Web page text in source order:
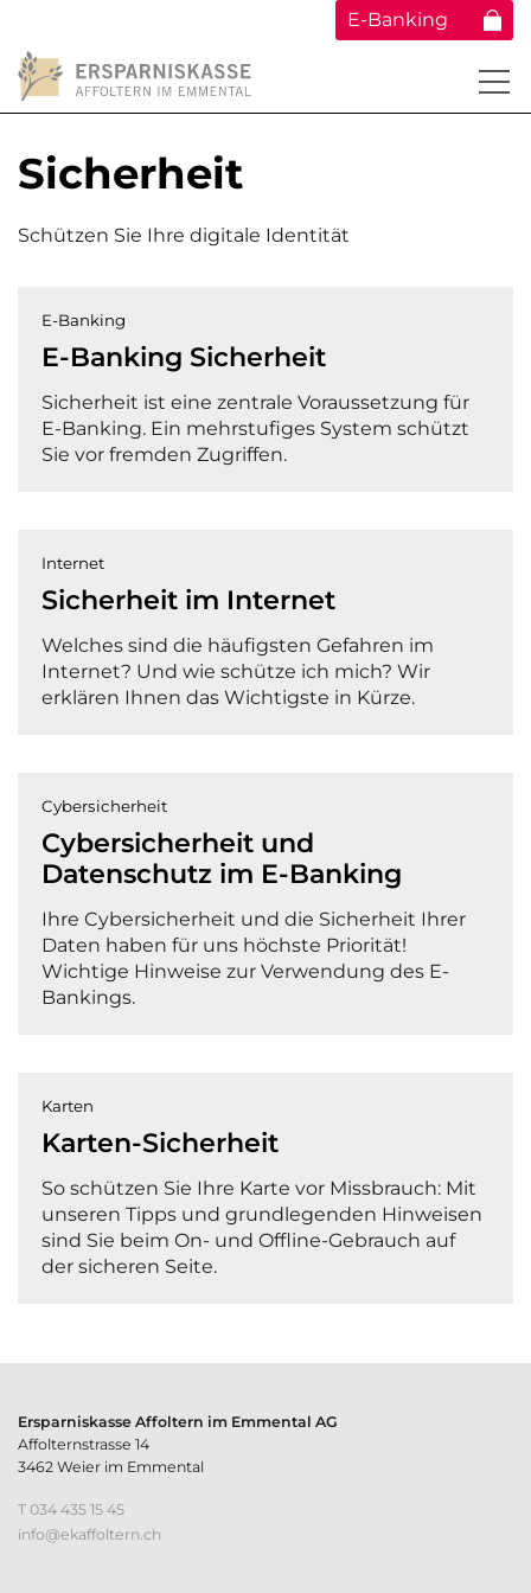
E-Banking
Sicherheit
Schützen Sie Ihre digitale Identität
E-Banking
E-Banking Sicherheit
Sicherheit ist eine zentrale Voraussetzung für
E-Banking. Ein mehrstufiges System schützt
Sie vor fremden Zugriffen.
Internet
Sicherheit im Internet
Welches sind die häufigsten Gefahren im
Internet? Und wie schütze ich mich? Wir
erklären Ihnen das Wichtigste in Kürze.
Cybersicherheit
Cybersicherheit und
Datenschutz im E-Banking
Ihre Cybersicherheit und die Sicherheit Ihrer
Daten haben für uns höchste Priorität!
Wichtige Hinweise zur Verwendung des E-
Bankings.
Karten
Karten-Sicherheit
So schützen Sie Ihre Karte vor Missbrauch: Mit
unseren Tipps und grundlegenden Hinweisen
sind Sie beim On- und Offline-Gebrauch auf
der sicheren Seite.
Ersparniskasse Affoltern im Emmental AG
Affolternstrasse 14
3462 Weier im Emmental
T 034 435 15 45
nf
k ff lt rn ch